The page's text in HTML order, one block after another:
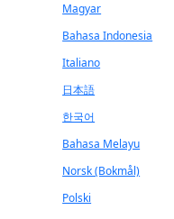
Magyar
Bahasa Indonesia
Italiano
日本語
한국어
Bahasa Melayu
Norsk (Bokmål)
Polski